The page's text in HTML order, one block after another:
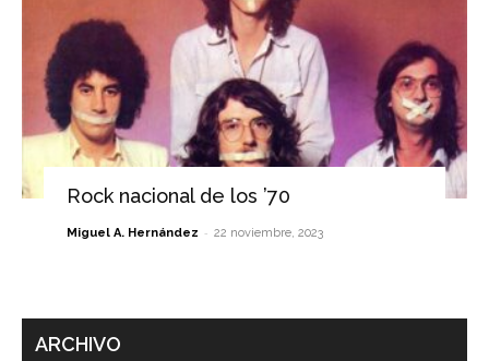
Rock nacional de los ’70
Miguel A. Hernández - 22 noviembre, 2023
ARCHIVO